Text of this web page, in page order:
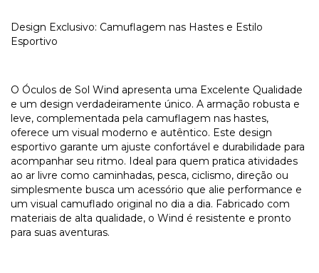
Design Exclusivo: Camuflagem nas Hastes e Estilo
Esportivo
O Óculos de Sol Wind apresenta uma Excelente Qualidade
e um design verdadeiramente único. A armação robusta e
leve, complementada pela camuflagem nas hastes,
oferece um visual moderno e autêntico. Este design
esportivo garante um ajuste confortável e durabilidade para
acompanhar seu ritmo. Ideal para quem pratica atividades
ao ar livre como caminhadas, pesca, ciclismo, direção ou
simplesmente busca um acessório que alie performance e
um visual camuflado original no dia a dia. Fabricado com
materiais de alta qualidade, o Wind é resistente e pronto
para suas aventuras.